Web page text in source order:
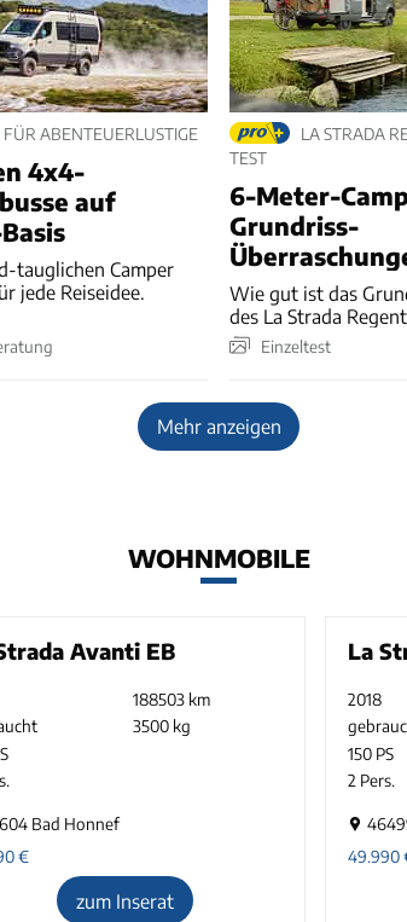
ABENTEUERLUSTIGE
4x4-
auf
tauglichen Camper
jede Reiseidee.
LA STRADA
TEST
6-Meter-
Grundriss-
Wie gut ist das
des La Strada
Einzeltest
Mehr anzeigen
WOHNMOBILE
Avanti EB
188503 km
3500 kg
Bad Honnef
€
zum Inserat
La
2018
150 PS
2 Pers.
49.990